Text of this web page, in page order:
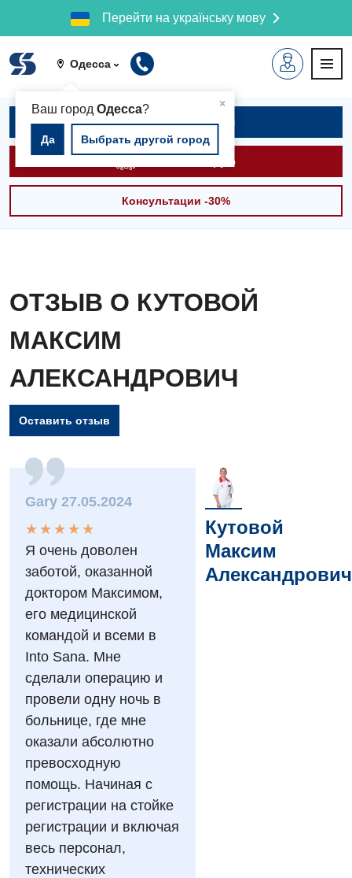
Перейти на українську мову
Одесса
×
Ваш город Одесса?
Да Выбрать другой город
Вакансии
Мероприятия БПР
Интернатура
Бесплатные операции
Энциклопедия
Программа лояльности
Отзывы
Видео
Диагностика
Ангиографические исследования
Диагностическое отделение
Компьютерная томография
Магнитно-резонансная томография
Маммография
Нейросонография
Рентгенография
УЗИ
Эндоскопическое отделение
Гинекологическое отделение
Дневной стационар
Онкологическое отделение
Отдел госпитализации
Отделение интенсивной терапии
Отделение неотложных состояний
Офтальмологическое отделение
Декларирование
Лечение острого инфаркта
Записаться на приём
Вызвать скорую
Консультации -30%
ОТЗЫВ О КУТОВОЙ
МАКСИМ
АЛЕКСАНДРОВИЧ
Оставить отзыв
Gary 27.05.2024
★
★
★
★
★
★ ★ ★ ★ ★
Я очень доволен
заботой, оказанной
доктором Максимом,
его медицинской
командой и всеми в
Into Sana. Мне
сделали операцию и
провели одну ночь в
больнице, где мне
оказали абсолютно
превосходную
помощь. Начиная с
регистрации на стойке
регистрации и включая
весь персонал,
технических
Кутовой
Максим
Александрович